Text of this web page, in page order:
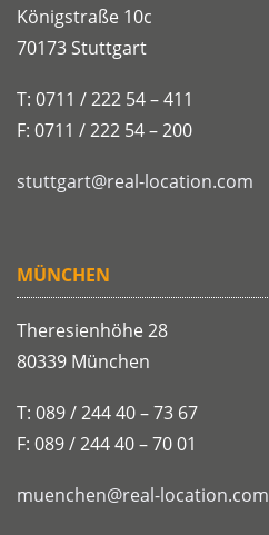
Königstraße 10c
70173 Stuttgart
T: 0711 / 222 54 – 411
F: 0711 / 222 54 – 200
stuttgart@real-location.com
MÜNCHEN
Theresienhöhe 28
80339 München
T: 089 / 244 40 – 73 67
F: 089 / 244 40 – 70 01
muenchen@real-location.com